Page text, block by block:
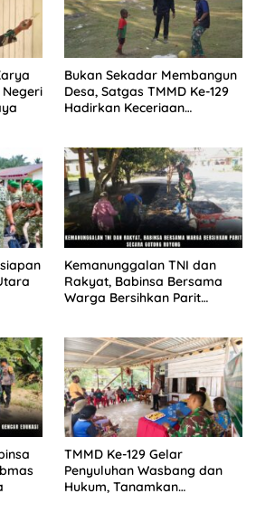
Negeri
Bukan Sekadar Membangun
Desa, Satgas TMMD Ke-129
Hadirkan Keceriaan
Kemanunggalan TNI dan
Rakyat, Babinsa Bersama
Warga Bersihkan Parit
TMMD Ke-129 Gelar
Penyuluhan Wasbang dan
Hukum, Tanamkan